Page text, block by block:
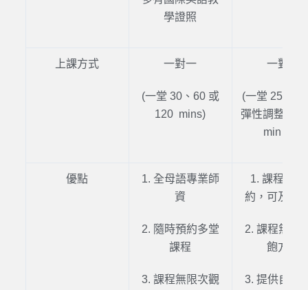
學證照
上課方式 一對一
(一堂 30、60 或
120 mins)
一對一
(一堂 25 min
彈性調整，
min / 次)
優點
1. 全母語專業師
資
2. 隨時預約多堂
課程
3. 課程無限次觀
1. 課程無須
約，可及時
2. 課程無限
飽方案
3. 提供自製